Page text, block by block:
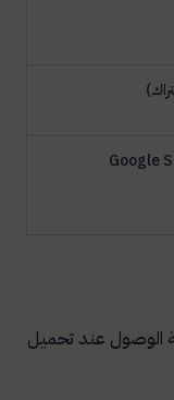
Google
الوصول عند تحميل